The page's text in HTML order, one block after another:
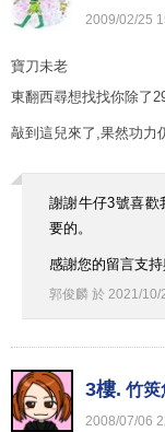
2009/02/25
寶刀未老
東翻西尋想找找你除了
敲到這兒來了,果然功力
謝謝牛仔3號喜歡
要的。
感謝您的留言支
郭俊麟 於 2021/10/
3樓. 竹筴
2008/07/06